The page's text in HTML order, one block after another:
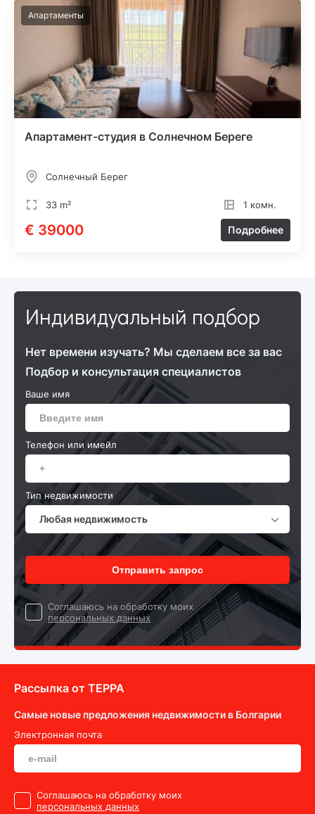
Апартаменты
Апартамент-студия в Солнечном Береге
Солнечный Берег
33 m² 1 комн.
€ 39000 Подробнее
Индивидуальный подбор
Нет времени изучать? Мы сделаем все за вас
Подбор и консультация специалистов
Ваше имя
Телефон или имейл
Тип недвижимости
Любая недвижимость
Отправить запрос
Cоглашаюсь на обработку моих
персональных данных
Рассылка от ТEPPA
Самые новые предложения недвижимости в Болгарии
Электронная почта
Cоглашаюсь на обработку моих
персональных данных